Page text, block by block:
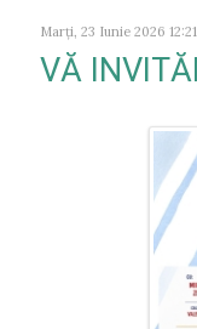
Marți, 23 Iunie 2026 12:21
VĂ